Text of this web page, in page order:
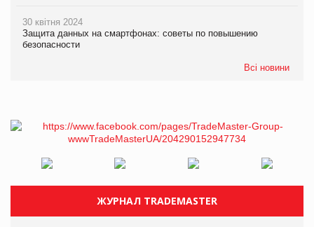
30 квітня 2024
Защита данных на смартфонах: советы по повышению
безопасности
Всі новини
ЖУРНАЛ TRADEMASTER